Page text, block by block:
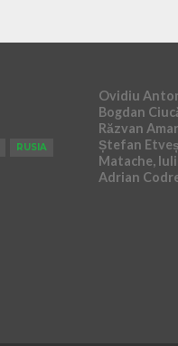
RUSIA
Ovidiu
Bogdan
Răzvan
Ștefan
Matache,
Adrian